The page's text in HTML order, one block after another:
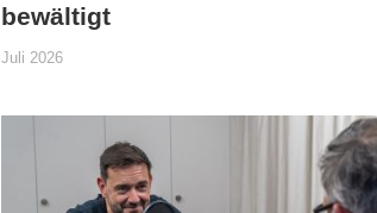
bewältigt
Juli 2026